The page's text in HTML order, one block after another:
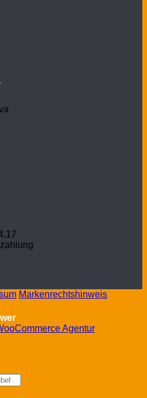
Markenrechtshinweis
Agentur